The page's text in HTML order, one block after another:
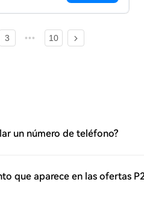
3 10
un número de teléfono?
que aparece en las ofertas